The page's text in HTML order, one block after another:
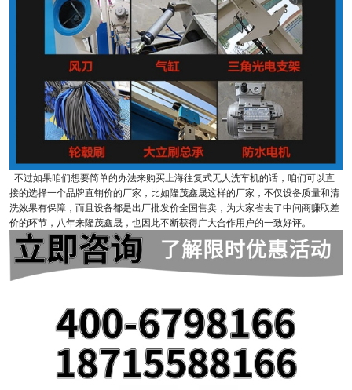
不过如果咱们想要简单的办法来购买上海往复式无人洗车机的话，咱们可以直
接的选择一个品牌直销价的厂家，比如隆茂鑫晟这样的厂家，不仅设备质量和清
洗效果有保障，而且设备都是出厂批发价全国售卖，为大家省去了中间商赚取差
价的环节，八年来隆茂鑫晟，也因此不断获得广大合作用户的一致好评。